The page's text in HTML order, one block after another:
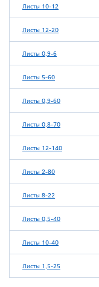
Листы 10-12
Листы 12-20
Листы 0,9-6
Листы 5-60
Листы 0,9-60
Листы 0,8-70
Листы 12-140
Листы 2-80
Листы 8-22
Листы 0,5-40
Листы 10-40
Листы 1,5-25